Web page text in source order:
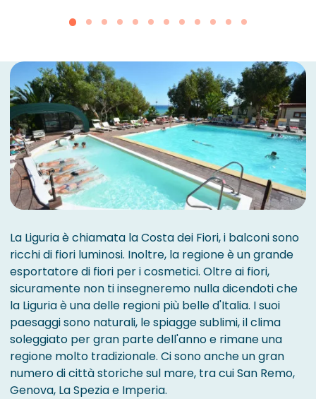
La Liguria è chiamata la Costa dei Fiori, i balconi sono
ricchi di fiori luminosi. Inoltre, la regione è un grande
esportatore di fiori per i cosmetici. Oltre ai fiori,
sicuramente non ti insegneremo nulla dicendoti che
la Liguria è una delle regioni più belle d'Italia. I suoi
paesaggi sono naturali, le spiagge sublimi, il clima
soleggiato per gran parte dell'anno e rimane una
regione molto tradizionale. Ci sono anche un gran
numero di città storiche sul mare, tra cui San Remo,
Genova, La Spezia e Imperia.